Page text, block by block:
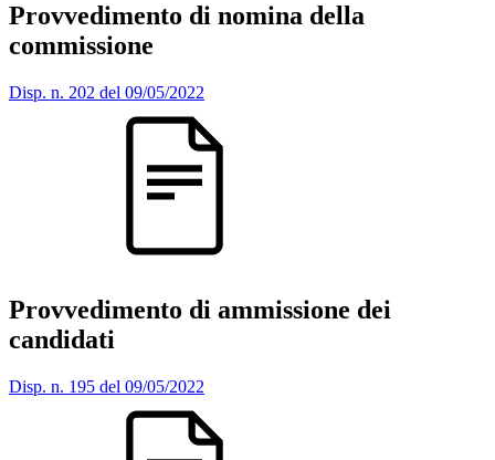
Provvedimento di nomina della
commissione
Disp. n. 202 del 09/05/2022
Provvedimento di ammissione dei
candidati
Disp. n. 195 del 09/05/2022